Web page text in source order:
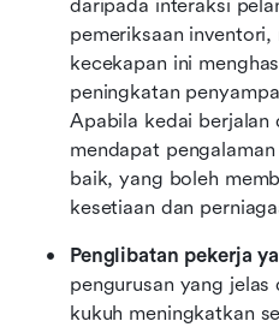
daripada interaksi
pemeriksaan
kecekapan ini
peningkatan
Apabila kedai berjalan
mendapat
baik, yang boleh
kesetiaan dan
Penglibatan pekerja
pengurusan yang
kukuh meningkatkan